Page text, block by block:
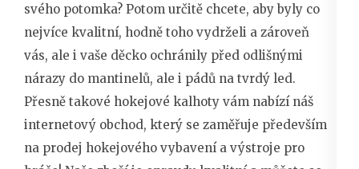
svého potomka? Potom určitě chcete, aby byly co
nejvíce kvalitní, hodně toho vydrželi a zároveň
vás, ale i vaše děcko ochránily před odlišnými
nárazy do mantinelů, ale i pádů na tvrdý led.
Přesně takové hokejové kalhoty vám nabízí náš
internetový obchod, který se zaměřuje především
na prodej hokejového vybavení a výstroje pro